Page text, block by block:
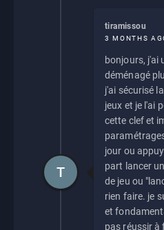
tiramissou
3 MONTHS
bonjours, j'ai
déménagé
j'ai sécurisé
jeux et je l'ai
cette clef et
jour ou
part lancer
de jeu ou
rien faire. je
et
pas réussir à
T